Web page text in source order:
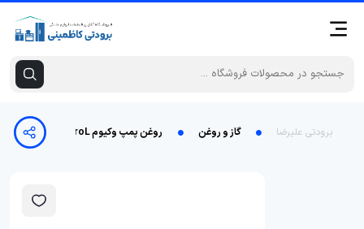
برودتی علیرضا گاز و روغن روغن پمپ وکیوم MotoroL حجم 1 لیتر